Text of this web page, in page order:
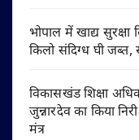
भोपाल में खाद्य सुरक्षा
किलो संदिग्ध घी
विकासखंड शिक्षा
जुन्नारदेव का किया
मंत्र